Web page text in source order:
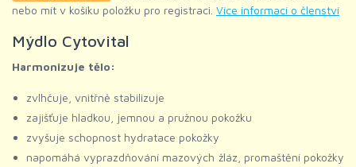
nebo mít v košíku položku pro registraci. Více informací o členství
Mýdlo Cytovital
Harmonizuje tělo:
zvlhčuje, vnitřně stabilizuje
zajišťuje hladkou, jemnou a pružnou pokožku
zvyšuje schopnost hydratace pokožky
napomáhá vyprazdňování mazových žláz, promaštění pokožky